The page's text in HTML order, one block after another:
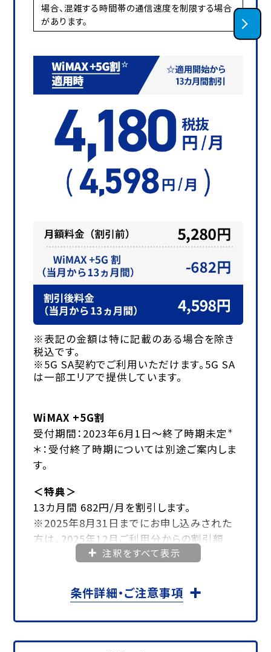
場合、混雑する時間帯の通信速度を制限する場合
があります。
※表記の金額は特に記載のある場合を除き
税込です。
※5G SA契約でご利用いただけます。5G SA
は一部エリアで提供しています。
WiMAX +5G割
受付期間：2023年6月1日～終了時期未定 ＊
＊：受付終了時期については別途ご案内しま
す。
＜特典＞
13カ月間 682円/月を割引します。
※2025年8月31日までにお申し込みされた
方は、2025年12月ご利用分からの割引額
が-1,012円／月となります。
①「ギガ放題プラスS」
④「ギガ放題プラス モバイルルータープラン」
注釈をすべて表示
条件詳細・ご注意事項